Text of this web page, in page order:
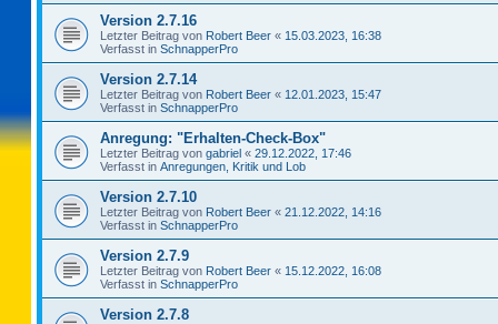
Version 2.7.16
Letzter Beitrag von Robert Beer « 15.03.2023, 16:38
Verfasst in SchnapperPro
Version 2.7.14
Letzter Beitrag von Robert Beer « 12.01.2023, 15:47
Verfasst in SchnapperPro
Anregung: "Erhalten-Check-Box"
Letzter Beitrag von gabriel « 29.12.2022, 17:46
Verfasst in Anregungen, Kritik und Lob
Version 2.7.10
Letzter Beitrag von Robert Beer « 21.12.2022, 14:16
Verfasst in SchnapperPro
Version 2.7.9
Letzter Beitrag von Robert Beer « 15.12.2022, 16:08
Verfasst in SchnapperPro
Version 2.7.8